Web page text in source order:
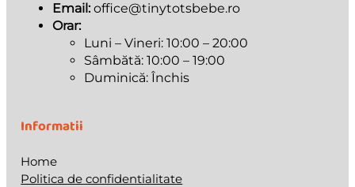
Email: office@tinytotsbebe.ro
Orar:
Luni – Vineri: 10:00 – 20:00
Sâmbătă: 10:00 – 19:00
Duminică: Închis
Informatii
Home
Politica de confidentialitate